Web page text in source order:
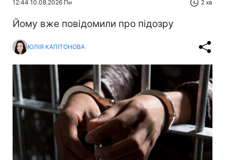
12:44 10.08.2026 Пн 2 хв
Йому вже повідомили про підозру
ЮЛІЯ КАПІТОНОВА